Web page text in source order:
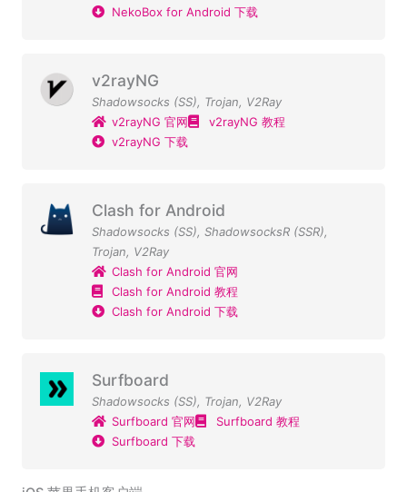
NekoBox for Android 下载
v2rayNG
Shadowsocks (SS), Trojan, V2Ray
v2rayNG 官网
v2rayNG 教程
v2rayNG 下载
Clash for Android
Shadowsocks (SS), ShadowsocksR (SSR),
Trojan, V2Ray
Clash for Android 官网
Clash for Android 教程
Clash for Android 下载
Surfboard
Shadowsocks (SS), Trojan, V2Ray
Surfboard 官网
Surfboard 教程
Surfboard 下载